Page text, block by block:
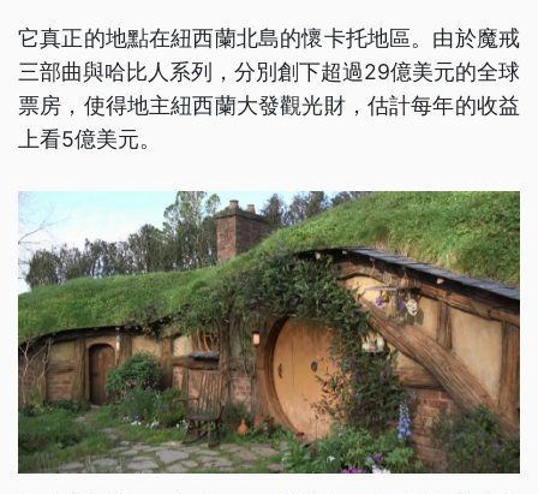
它真正的地點在紐西蘭北島的懷卡托地區。由於魔戒
三部曲與哈比人系列，分別創下超過29億美元的全球
票房，使得地主紐西蘭大發觀光財，估計每年的收益
上看5億美元。